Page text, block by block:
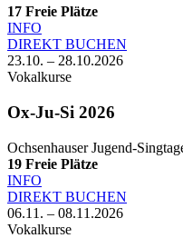
17 Freie Plätze
INFO
DIREKT BUCHEN
23.10. – 28.10.2026
Vokalkurse
Ox-Ju-Si 2026
Ochsenhauser Jugend-
19 Freie Plätze
INFO
DIREKT BUCHEN
06.11. – 08.11.2026
Vokalkurse